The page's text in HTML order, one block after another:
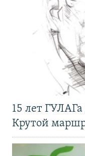
15 лет
Крутой